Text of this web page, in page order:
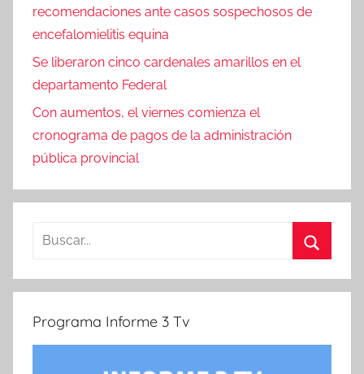
recomendaciones ante casos sospechosos de
encefalomielitis equina
Se liberaron cinco cardenales amarillos en el
departamento Federal
Con aumentos, el viernes comienza el
cronograma de pagos de la administración
pública provincial
Buscar:
Programa Informe 3 Tv